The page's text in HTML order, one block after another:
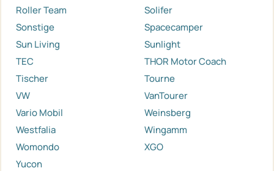
Roller Team
Solifer
Sonstige
Spacecamper
Sun Living
Sunlight
TEC
THOR Motor Coach
Tischer
Tourne
VW
VanTourer
Vario Mobil
Weinsberg
Westfalia
Wingamm
Womondo
XGO
Yucon